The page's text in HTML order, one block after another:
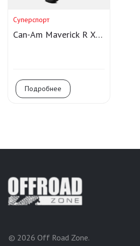
Суперспорт
Can-Am Maverick R X
Подробнее
© 2026 Off Road Zone.